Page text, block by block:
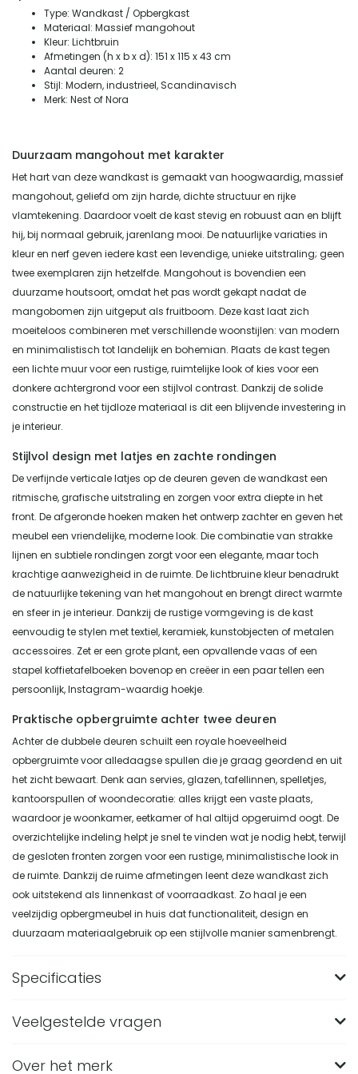
Type: Wandkast / Opbergkast
Materiaal: Massief mangohout
Kleur: Lichtbruin
Afmetingen (h x b x d): 151 x 115 x 43 cm
Aantal deuren: 2
Stijl: Modern, industrieel, Scandinavisch
Merk: Nest of Nora
Duurzaam mangohout met karakter
Het hart van deze wandkast is gemaakt van hoogwaardig, massief
mangohout, geliefd om zijn harde, dichte structuur en rijke
vlamtekening. Daardoor voelt de kast stevig en robuust aan en blijft
hij, bij normaal gebruik, jarenlang mooi. De natuurlijke variaties in
kleur en nerf geven iedere kast een levendige, unieke uitstraling; geen
twee exemplaren zijn hetzelfde. Mangohout is bovendien een
duurzame houtsoort, omdat het pas wordt gekapt nadat de
mangobomen zijn uitgeput als fruitboom. Deze kast laat zich
moeiteloos combineren met verschillende woonstijlen: van modern
en minimalistisch tot landelijk en bohemian. Plaats de kast tegen
een lichte muur voor een rustige, ruimtelijke look of kies voor een
donkere achtergrond voor een stijlvol contrast. Dankzij de solide
constructie en het tijdloze materiaal is dit een blijvende investering in
je interieur.
Stijlvol design met latjes en zachte rondingen
De verfijnde verticale latjes op de deuren geven de wandkast een
ritmische, grafische uitstraling en zorgen voor extra diepte in het
front. De afgeronde hoeken maken het ontwerp zachter en geven het
meubel een vriendelijke, moderne look. Die combinatie van strakke
lijnen en subtiele rondingen zorgt voor een elegante, maar toch
krachtige aanwezigheid in de ruimte. De lichtbruine kleur benadrukt
de natuurlijke tekening van het mangohout en brengt direct warmte
en sfeer in je interieur. Dankzij de rustige vormgeving is de kast
eenvoudig te stylen met textiel, keramiek, kunstobjecten of metalen
accessoires. Zet er een grote plant, een opvallende vaas of een
stapel koffietafelboeken bovenop en creëer in een paar tellen een
persoonlijk, Instagram-waardig hoekje.
Praktische opbergruimte achter twee deuren
Achter de dubbele deuren schuilt een royale hoeveelheid
opbergruimte voor alledaagse spullen die je graag geordend en uit
het zicht bewaart. Denk aan servies, glazen, tafellinnen, spelletjes,
kantoorspullen of woondecoratie: alles krijgt een vaste plaats,
waardoor je woonkamer, eetkamer of hal altijd opgeruimd oogt. De
overzichtelijke indeling helpt je snel te vinden wat je nodig hebt, terwijl
de gesloten fronten zorgen voor een rustige, minimalistische look in
de ruimte. Dankzij de ruime afmetingen leent deze wandkast zich
ook uitstekend als linnenkast of voorraadkast. Zo haal je een
veelzijdig opbergmeubel in huis dat functionaliteit, design en
duurzaam materiaalgebruik op een stijlvolle manier samenbrengt.
Specificaties
Merk
Veelgestelde vragen
Wat zijn de afmetingen van de Nest of Nora
Over het merk